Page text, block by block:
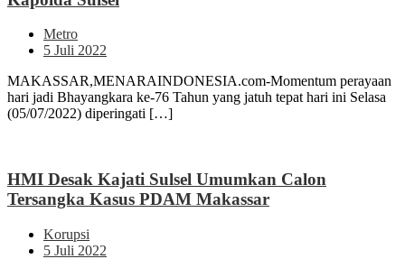
Metro
5 Juli 2022
MAKASSAR,MENARAINDONESIA.com-Momentum perayaan
hari jadi Bhayangkara ke-76 Tahun yang jatuh tepat hari ini Selasa
(05/07/2022) diperingati […]
HMI Desak Kajati Sulsel Umumkan Calon
Tersangka Kasus PDAM Makassar
Korupsi
5 Juli 2022